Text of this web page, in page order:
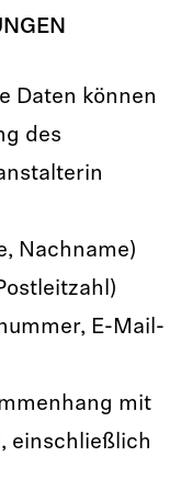
Daten können
des
Nachname)
E-Mail-
mit
einschließlich